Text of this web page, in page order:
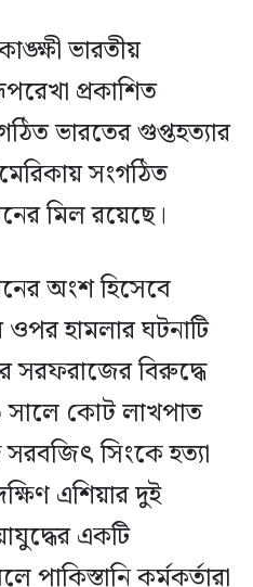
ভারতীয়
প্রকাশিত
ভারতের গুপ্তহত্যার
সংগঠিত
মিল রয়েছে।
অংশ হিসেবে
হামলার ঘটনাটি
সরফরাজের বিরুদ্ধে
কোট লাখপাত
সরবজিৎ সিংকে হত্যা
এশিয়ার দুই
একটি
পাকিস্তানি কর্মকর্তারা